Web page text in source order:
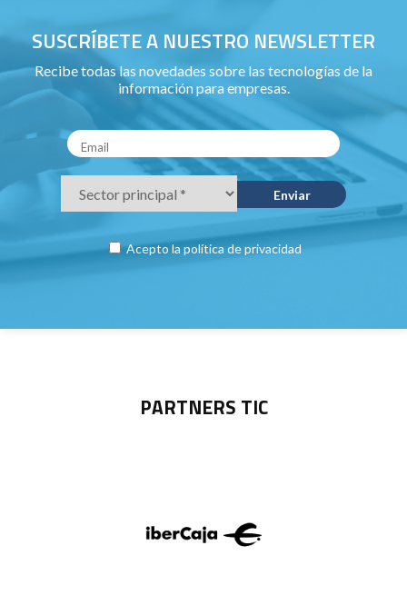
SUSCRÍBETE A NUESTRO NEWSLETTER
Recibe todas las novedades sobre las tecnologías de la
información para empresas.
Acepto la política de privacidad
PARTNERS TIC